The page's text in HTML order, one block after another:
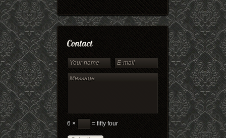
6 × = fifty four